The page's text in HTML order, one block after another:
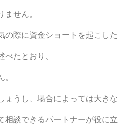
せん。
際に資金ショートを起こした
たとおり、
うし、場合によっては大きな
談できるパートナーが役に立